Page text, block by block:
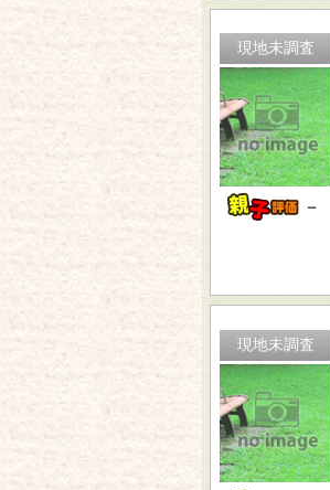
現地未調査
－
現地未調査